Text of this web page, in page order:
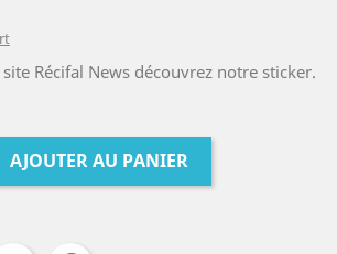
Récifal News découvrez notre sticker.
AJOUTER AU PANIER